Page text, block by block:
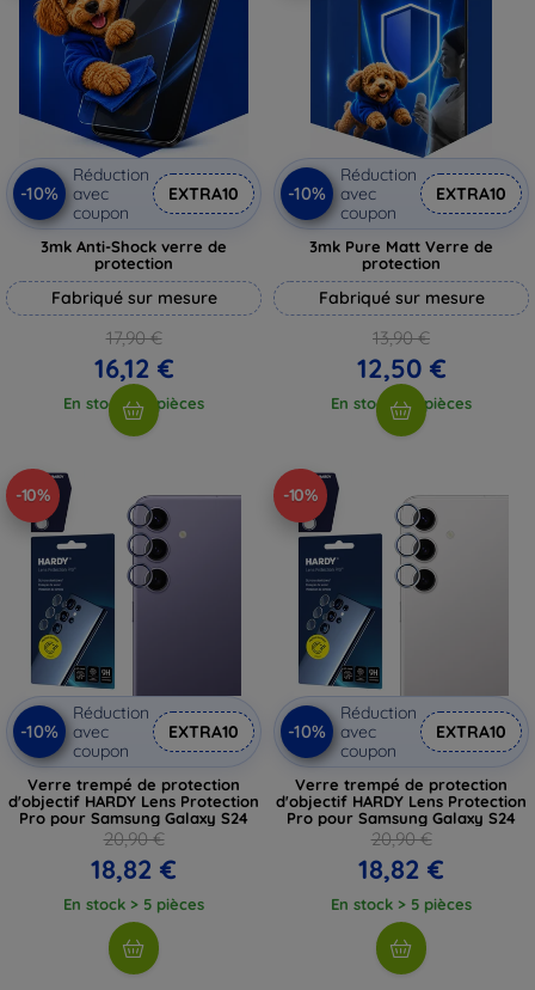
-10%
Réduction
avec
coupon
EXTRA10
3mk Anti-Shock verre de
protection
Fabriqué sur mesure
17,90 €
16,12 €
En stock > 5 pièces
-10%
Réduction
avec
coupon
EXTRA10
3mk Pure Matt Verre de
protection
Fabriqué sur mesure
13,90 €
12,50 €
En stock > 5 pièces
-10%
-10%
Réduction
avec
coupon
EXTRA10
Verre trempé de protection
d'objectif HARDY Lens Protection
Pro pour Samsung Galaxy S24
20,90 €
18,82 €
En stock > 5 pièces
-10%
-10%
Réduction
avec
coupon
EXTRA10
Verre trempé de protection
d'objectif HARDY Lens Protection
Pro pour Samsung Galaxy S24
20,90 €
18,82 €
En stock > 5 pièces